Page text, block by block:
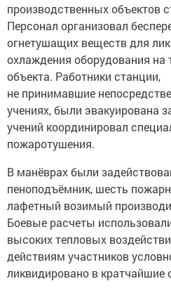
производственных объектов
Персонал организовал
огнетушащих веществ для
охлаждения оборудования на
объекта. Работники станции,
не принимавшие
учениях, были эвакуирована
учений координировал
пожаротушения.
В манёврах были
пеноподъёмник, шесть
лафетный возимый
Боевые расчеты
высоких тепловых
действиям участников
ликвидировано в кратчайшие